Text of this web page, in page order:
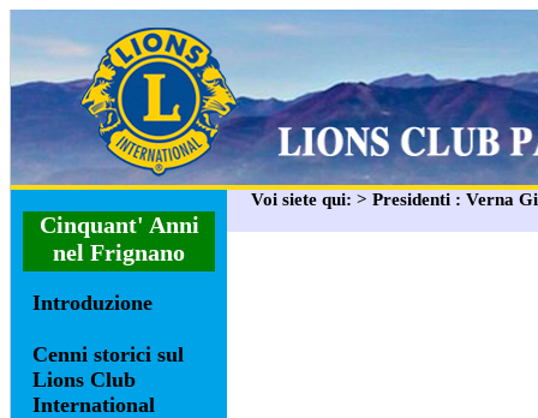
Cinquant' Anni
nel Frignano
Introduzione
Cenni storici sul
Lions Club
International
Voi siete qui: > Presidenti : Verna